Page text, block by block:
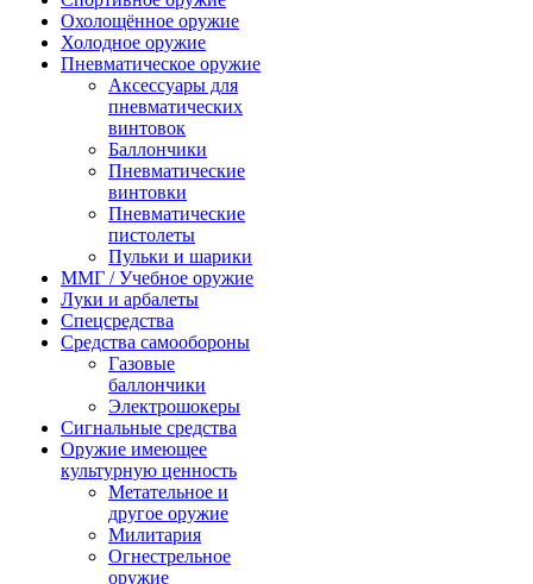
Охолощённое оружие
Холодное оружие
Пневматическое оружие
Аксессуары для
пневматических
винтовок
Баллончики
Пневматические
винтовки
Пневматические
пистолеты
Пульки и шарики
ММГ / Учебное оружие
Луки и арбалеты
Спецсредства
Средства самообороны
Газовые
баллончики
Электрошокеры
Сигнальные средства
Оружие имеющее
культурную ценность
Метательное и
другое оружие
Милитария
Огнестрельное
оружие